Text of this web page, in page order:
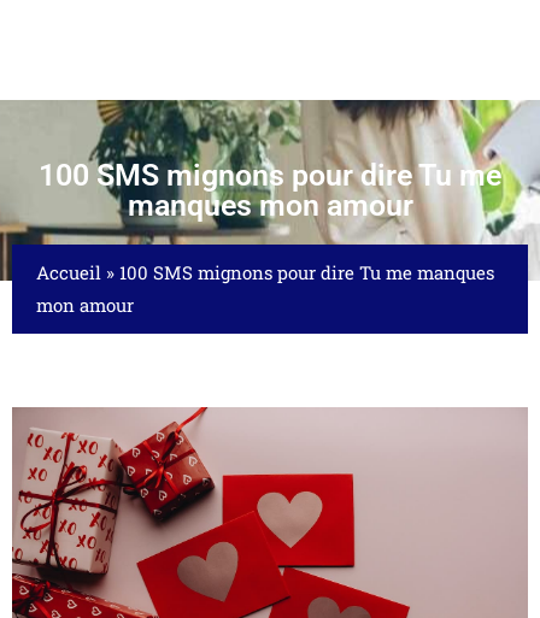
100 SMS mignons pour dire Tu me
manques mon amour
Accueil » 100 SMS mignons pour dire Tu me manques
mon amour